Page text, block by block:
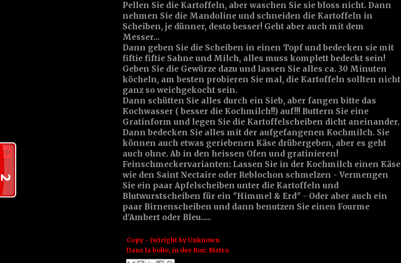
Pellen Sie die Kartoffeln, aber waschen Sie sie bloss nicht. Dann
nehmen Sie die Mandoline und schneiden die Kartoffeln in
Scheiben, je dünner, desto besser! Geht aber auch mit dem
Messer...
Dann geben Sie die Scheiben in einen Topf und bedecken sie mit
fiftie fiftie Sahne und Milch, alles muss komplett bedeckt sein!
Geben Sie die Gewürze dazu und lassen Sie alles ca. 30 Minuten
köcheln, am besten probieren Sie mal, die Kartoffeln sollten nicht
ganz so weichgekocht sein.
Dann schütten Sie alles durch ein Sieb, aber fangen bitte das
Kochwasser ( besser die Kochmilch!!) auf!!! Buttern Sie eine
Gratinform und legen Sie die Kartoffelscheiben dicht aneinander.
Dann bedecken Sie alles mit der aufgefangenen Kochmilch. Sie
können auch etwas geriebenen Käse drübergeben, aber es geht
auch ohne. Ab in den heissen Ofen und gratinieren!
Feinschmeckervarianten: Lassen Sie in der Kochmilch einen Käse
wie den Saint Nectaire oder Reblochon schmelzen - Vermengen
Sie ein paar Apfelscheiben unter die Kartoffeln und
Blutwurstscheiben für ein "Himmel & Erd" - Oder aber auch ein
paar Birnenscheiben und dann benutzen Sie einen Fourme
d'Ambert oder Bleu.....
Copy - (w)right byUnknown
Dans la boîte, in der Box: Bistro